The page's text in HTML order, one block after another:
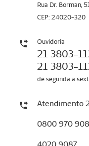
Rua Dr. Borman,
CEP: 24020-320
Ouvidoria
21 3803-
21 3803-
de segunda a
Atendimento
0800 970